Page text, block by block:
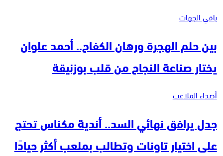
باقي الجهات
بين حلم الهجرة ورهان الكفاح.. أحمد علوان
يختار صناعة النجاح من قلب بوزنيقة
أصداء الملاعب
جدل يرافق نهائي السد.. أندية مكناس تحتج
على اختيار تاونات وتطالب بملعب أكثر حيادًا